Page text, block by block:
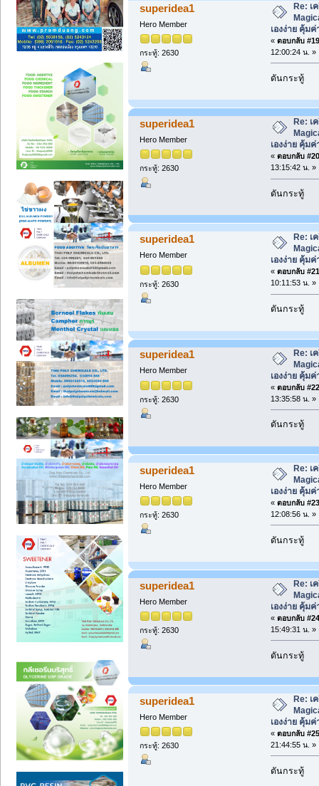
superidea1
Hero Member
กระทู้: 2630
Re: เ
เองง่าย คุ้มค่
« ตอบกลับ
12:00:24 น. »
ดันกระทู้
superidea1
Hero Member
กระทู้: 2630
Re: เ
เองง่าย คุ้มค่
« ตอบกลับ
13:15:42 น. »
ดันกระทู้
superidea1
Hero Member
กระทู้: 2630
Re: เ
เองง่าย คุ้มค่
« ตอบกลับ
10:11:53 น. »
ดันกระทู้
superidea1
Hero Member
กระทู้: 2630
Re: เ
เองง่าย คุ้มค่
« ตอบกลับ
13:35:58 น. »
ดันกระทู้
superidea1
Hero Member
กระทู้: 2630
Re: เ
เองง่าย คุ้มค่
« ตอบกลับ
12:08:56 น. »
ดันกระทู้
superidea1
Hero Member
กระทู้: 2630
Re: เ
เองง่าย คุ้มค่
« ตอบกลับ
15:49:31 น. »
ดันกระทู้
superidea1
Hero Member
กระทู้: 2630
Re: เ
เองง่าย คุ้มค่
« ตอบกลับ
21:44:55 น. »
ดันกระทู้